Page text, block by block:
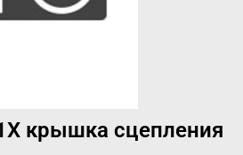
крышка сцепления